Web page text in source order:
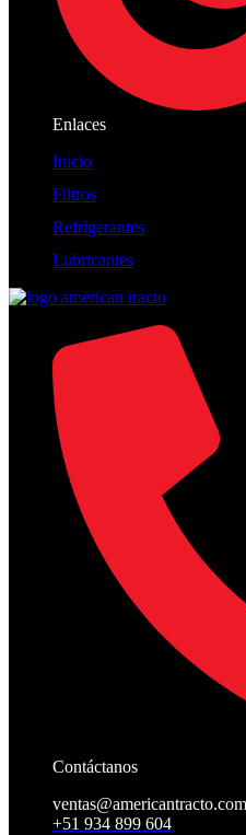
Enlaces
Inicio
Filtros
Refrigerantes
Lubricantes
Contáctanos
ventas@americantracto.com
+51 934 899 604